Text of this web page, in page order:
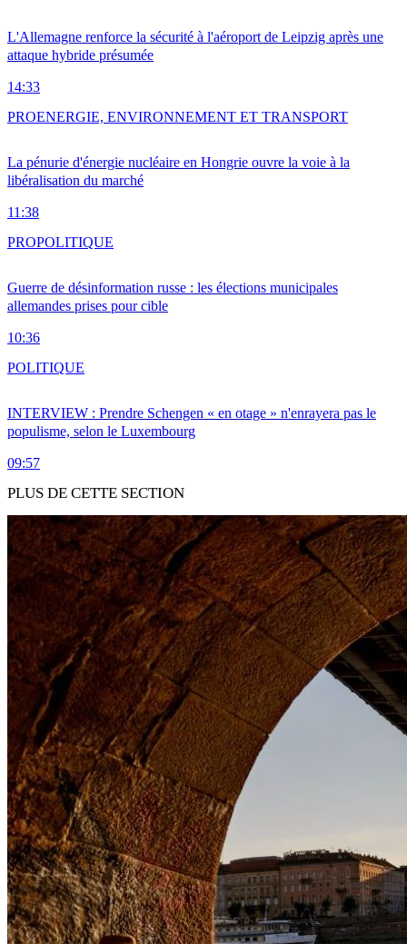
L'Allemagne renforce la sécurité à l'aéroport de Leipzig après une
attaque hybride présumée
14:33
La pénurie d'énergie nucléaire en Hongrie ouvre la voie à la
libéralisation du marché
11:38
PROENERGIE, ENVIRONNEMENT ET TRANSPORT
Guerre de désinformation russe : les élections municipales
allemandes prises pour cible
10:36
PROPOLITIQUE
INTERVIEW : Prendre Schengen « en otage » n'enrayera pas le
populisme, selon le Luxembourg
09:57
POLITIQUE
PLUS DE CETTE SECTION